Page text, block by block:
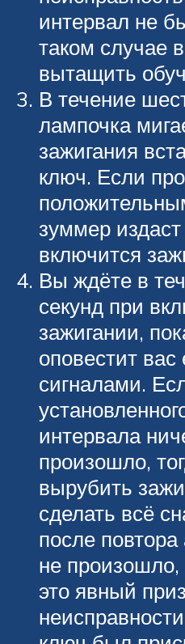
интервал не
таком случае
вытащить
В течение
лампочка
зажигания
ключ. Если
зуммер издаст
включится
Вы ждёте в
секунд при
зажигании,
оповестит
сигналами.
интервала
произошло,
вырубить
сделать всё
после повтора
не произошло,
это явный